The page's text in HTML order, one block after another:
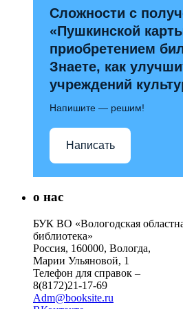
Сложности с
«Пушкинской
приобретением
Знаете, как
учреждений
Напишите — решим!
Написать
о нас
БУК ВО «Вологодская
библиотека»
Россия, 160000, Вологда,
Марии Ульяновой, 1
Телефон для справок –
8(8172)21-17-69
Adm@booksite.ru